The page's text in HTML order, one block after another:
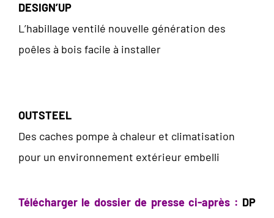
DESIGN’UP
L’habillage ventilé nouvelle génération des
poêles à bois facile à installer
OUTSTEEL
Des caches pompe à chaleur et climatisation
pour un environnement extérieur embelli
Télécharger le dossier de presse ci-après : DP